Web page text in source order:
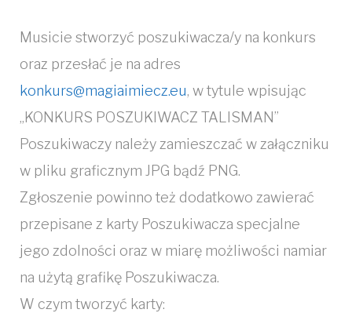
Musicie stworzyć poszukiwacza/y na konkurs
oraz przesłać je na adres
konkurs@magiaimiecz.eu, w tytule wpisując
„KONKURS POSZUKIWACZ TALISMAN”
Poszukiwaczy należy zamieszczać w załączniku
w pliku graficznym JPG bądź PNG.
Zgłoszenie powinno też dodatkowo zawierać
przepisane z karty Poszukiwacza specjalne
jego zdolności oraz w miarę możliwości namiar
na użytą grafikę Poszukiwacza.
W czym tworzyć karty: